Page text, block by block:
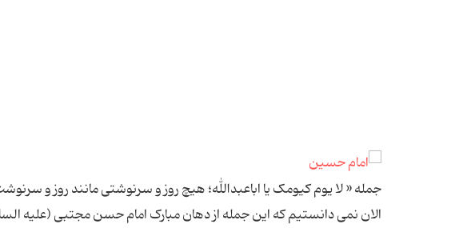
جمله « لا یوم کیومک یا اباعبدالله؛ هیچ روز و سرنوشتی مانند روز و
الان نمی دانستیم که این جمله از دهان مبارک امام حسن مجتبی (علیه